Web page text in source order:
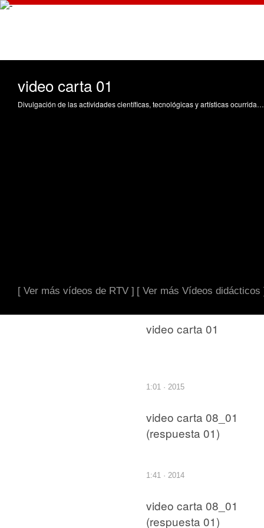
video carta 01
Divulgación de las actividades científicas, tecnológicas y artísticas ocurridas en los tres campus de la UPV
[ Ver más vídeos de RTV ] [ Ver más Vídeos didácticos
video carta 01
1:01 · 2015
video carta 08_01
(respuesta 01)
1:41 · 2014
video carta 08_01
(respuesta 01)